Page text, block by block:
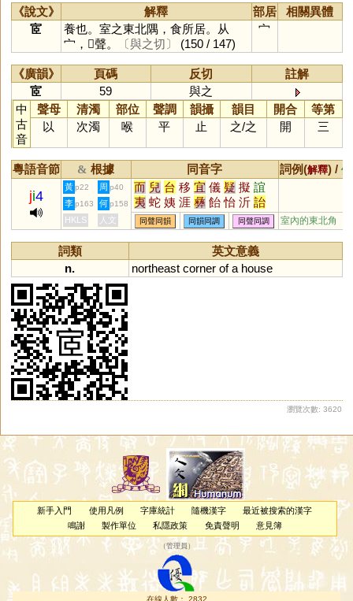
《說文》 解釋 部居
相關異體
宧
養也。室之東北隅，食所居。从
宀，𦣞聲。
〔與之切〕 (150 / 147)
宀
《廣韻》 頁碼 反切
註解
宧
59
與之
中
古
音
聲母 清濁 部位 聲調 韻攝 韻目 開合
等第
以
次濁 喉 平 止 之/之 開 三
粵語音節 & 根據 同音字 詞例(解釋) /
ji4
黃 p22 周 p40 而 兒 台 移 宜 儀 疑 擬 誼
夷 蛇 姨 涯 彝 飴 怡 沂 詒
迤 酏 皚 頤 貽 咦 胰 簃 訑
觺 貤 鮞 痍 荑 臑 嶷 匜 椸
眙 扅 𦣞 峏 迻 侕 洍 沶 溰 崺
异 儿 鸃 鴯 螔 輀 袲 聏 袘
眱 唲 羠 荋 箷 鏔 鉹 蛦 耛
李 p163 何 p158
HKLS 人文 同聲同韻 同韻同調 同聲同調 室內的東北角
詞類
英文意義
n.
northeast corner of a house
瀏覽次數: 3620
新手入門 使用凡例 字庫統計 隨機漢字
最近被搜索的漢字
鳴謝
製作單位 私隱政策 免責聲明 意見簿
（管理員 ）
在線人數： 2832